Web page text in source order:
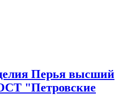
Перья высший
"Петровские